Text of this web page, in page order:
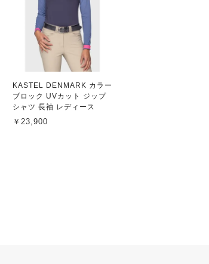
KASTEL DENMARK カラー
ブロック UVカット ジップ
シャツ 長袖 レディース
￥23,900